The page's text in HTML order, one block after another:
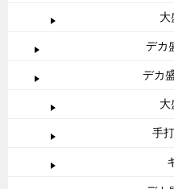
大
デカ
デカ
大
手